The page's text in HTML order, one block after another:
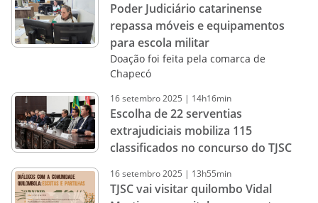
Poder Judiciário catarinense
repassa móveis e equipamentos
para escola militar
Doação foi feita pela comarca de
Chapecó
16setembro2025 | 14h16min
Escolha de 22 serventias
extrajudiciais mobiliza 115
classificados no concurso do TJSC
16setembro2025 | 13h55min
TJSC vai visitar quilombo Vidal